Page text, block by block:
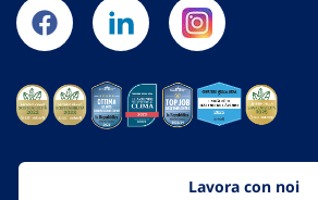
Lavora con noi